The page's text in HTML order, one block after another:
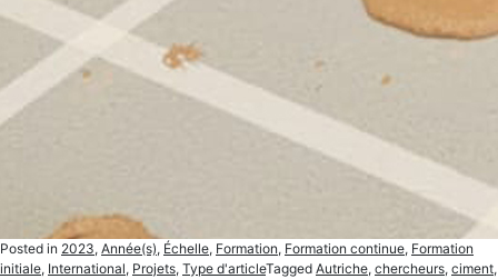
Posted in 2023, Année(s), Échelle, Formation, Formation continue, Formation
initiale, International, Projets, Type d'articleTagged Autriche, chercheurs, ciment,